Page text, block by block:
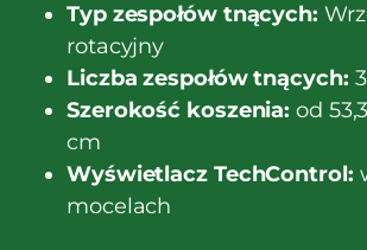
Typ zespołów tnących:
rotacyjny
Liczba zespołów tnących:
Szerokość koszenia: od
cm
Wyświetlacz TechControl:
mocelach